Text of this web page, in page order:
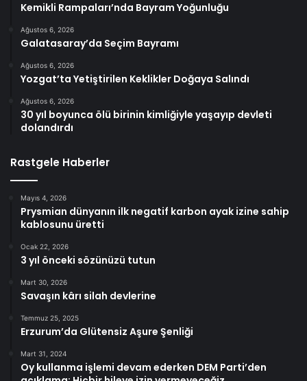
Kemikli Rampaları’nda Bayram Yoğunluğu
Ağustos 6, 2026
Galatasaray’da Seçim Bayramı
Ağustos 6, 2026
Yozgat’ta Yetiştirilen Keklikler Doğaya Salındı
Ağustos 6, 2026
30 yıl boyunca ölü birinin kimliğiyle yaşayıp devleti
dolandırdı
Rastgele Haberler
Mayıs 4, 2026
Prysmian dünyanın ilk negatif karbon ayak izine sahip
kablosunu üretti
Ocak 22, 2026
3 yıl önceki sözünüzü tutun
Mart 30, 2026
Savaşın kârı silah devlerine
Temmuz 25, 2025
Erzurum’da Glütensiz Aşure Şenliği
Mart 31, 2024
Oy kullanma işlemi devam ederken DEM Parti’den